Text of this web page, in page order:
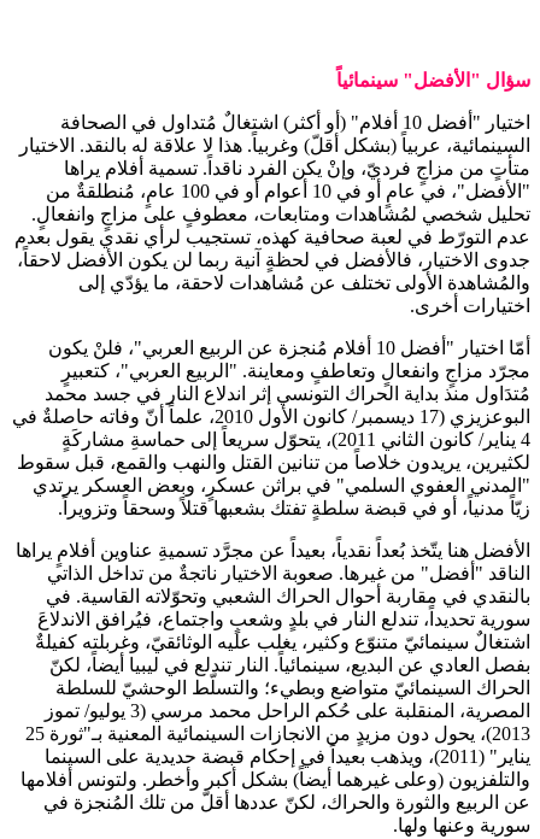
سؤال "الأفضل" سينمائياً
اختيار "أفضل 10 أفلام" (أو أكثر) اشتغالٌ مُتداول في الصحافة
السينمائية، عربياً (بشكل أقلّ) وغربياً. هذا لا علاقة له بالنقد. الاختيار
متأتٍ من مزاجٍ فرديّ، وإنْ يكن الفرد ناقداً. تسمية أفلام يراها
"الأفضل"، في عامٍ أو في 10 أعوام أو في 100 عامٍ، مُنطلقةٌ من
تحليل شخصي لمُشاهدات ومتابعات، معطوفٍ على مزاجٍ وانفعالٍ.
عدم التورّط في لعبة صحافية كهذه، تستجيب لرأي نقدي يقول بعدم
جدوى الاختيار، فالأفضل في لحظةٍ آنية ربما لن يكون الأفضل لاحقاً،
والمُشاهدة الأولى تختلف عن مُشاهدات لاحقة، ما يؤدّي إلى
اختيارات أخرى.
أمّا اختيار "أفضل 10 أفلام مُنجزة عن الربيع العربي"، فلنْ يكون
مجرّد مزاجٍ وانفعالٍ وتعاطفٍ ومعاينة. "الربيع العربي"، كتعبيرٍ
مُتدَاول منذ بداية الحراك التونسي إثر اندلاع النار في جسد محمد
البوعزيزي (17 ديسمبر/ كانون الأول 2010، علماً أنّ وفاته حاصلةٌ في
4 يناير/ كانون الثاني 2011)، يتحوّل سريعاً إلى حماسةِ مشاركَةٍ
لكثيرين، يريدون خلاصاً من تنانين القتل والنهب والقمع، قبل سقوط
"المدني العفوي السلمي" في براثن عسكرٍ، وبعض العسكر يرتدي
زيّاً مدنياً، أو في قبضة سلطةٍ تفتك بشعبها قتلاً وسحقاً وتزويراً.
الأفضل هنا يتّخذ بُعداً نقدياً، بعيداً عن مجرَّد تسميةِ عناوين أفلامٍ يراها
الناقد "أفضل" من غيرها. صعوبة الاختيار ناتجةٌ من تداخل الذاتي
بالنقدي في مقاربة أحوال الحراك الشعبي وتحوّلاته القاسية. في
سورية تحديداً، تندلع النار في بلدٍ وشعبٍ واجتماع، فيُرافق الاندلاعَ
اشتغالٌ سينمائيّ متنوّع وكثير، يغلب عليه الوثائقيّ، وغربلته كفيلةٌ
بفصل العادي عن البديع، سينمائياً. النار تندلع في ليبيا أيضاً، لكنّ
الحراك السينمائيّ متواضع وبطيء؛ والتسلّط الوحشيّ للسلطة
المصرية، المنقلبة على حُكم الراحل محمد مرسي (3 يوليو/ تموز
2013)، يحول دون مزيدٍ من الانجازات السينمائية المعنية بـ"ثورة 25
يناير" (2011)، ويذهب بعيداً في إحكام قبضة حديدية على السينما
والتلفزيون (وعلى غيرهما أيضاً) بشكل أكبر وأخطر. ولتونس أفلامها
عن الربيع والثورة والحراك، لكنّ عددها أقلّ من تلك المُنجزة في
سورية وعنها ولها.